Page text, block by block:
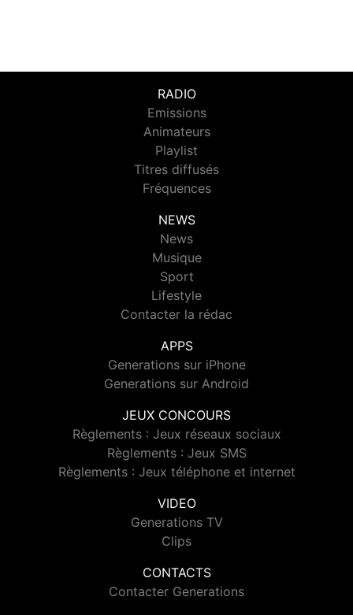
RADIO
Emissions
Animateurs
Playlist
Titres diffusés
Fréquences
NEWS
News
Musique
Sport
Lifestyle
Contacter la rédac
APPS
Generations sur iPhone
Generations sur Android
JEUX CONCOURS
Règlements : Jeux réseaux sociaux
Règlements : Jeux SMS
Règlements : Jeux téléphone et internet
VIDEO
Generations TV
Clips
CONTACTS
Contacter Generations